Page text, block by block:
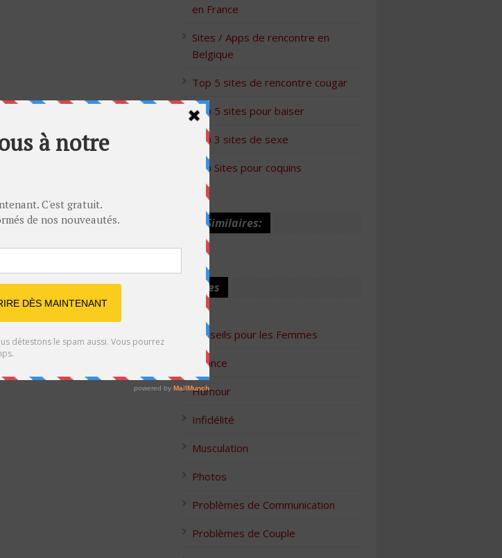
en France
Sites / Apps de rencontre en
Belgique
Top 5 sites de rencontre cougar
Top 5 sites pour baiser
Top 3 sites de sexe
Top Sites pour coquins
Articles Similaires:
Catégories
Conseils pour les Femmes
Finance
Humour
Infidélité
Musculation
Photos
Problèmes de Communication
Problèmes de Couple